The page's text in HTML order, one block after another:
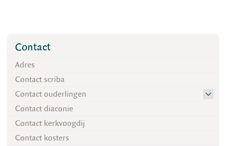
Contact
Adres
Contact scriba
Contact ouderlingen
Contact diaconie
Contact kerkvoogdij
Contact kosters